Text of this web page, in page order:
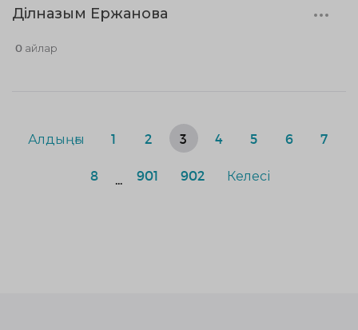
Ділназым Ержанова
0 айлар
Алдыңғы 1 2 3 4 5 6 7
8 901 902 Келесі